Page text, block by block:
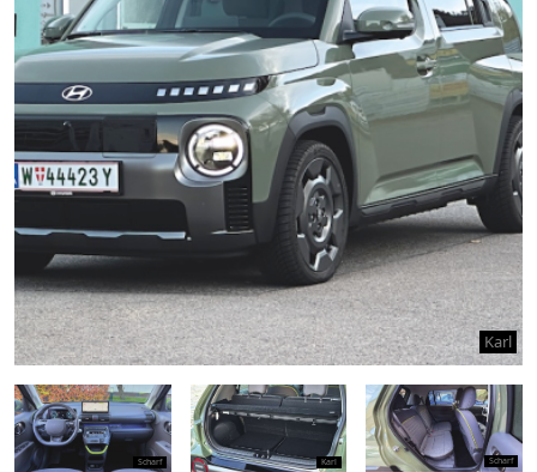
Karl
Scharf Karl Scharf